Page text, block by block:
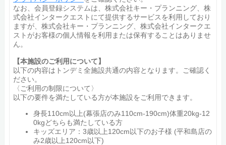
なお、会員登録システムは、株式会社キー・プランニング、株
式会社インタークエストにて提供するサービスを利用しており
ますが、株式会社キー・プランニング、株式会社インタークエ
ストがお客様の個人情報を利用または保有することはありませ
ん。
【本施設のご利用について】
以下の内容はトンデミ全施設共通の内容となります。ご確認く
ださい。
〈ご利用の制限について〉
以下の要件を満たしている方が本施設をご利用できます。
身長110cm以上(幕張店のみ110cm-190cm)体重20kg-12
0kgどちらも満たしている方
キッズエリア：3歳以上120cm以下のお子様 (平和島店の
み2歳以上120cm以下)